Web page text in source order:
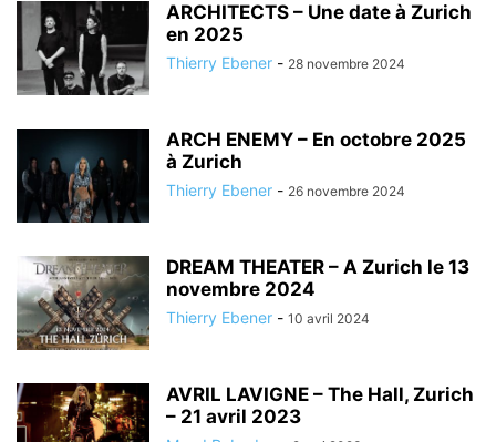
ARCHITECTS – Une date à Zurich
en 2025
Thierry Ebener - 28 novembre 2024
ARCH ENEMY – En octobre 2025
à Zurich
Thierry Ebener - 26 novembre 2024
DREAM THEATER – A Zurich le 13
novembre 2024
Thierry Ebener - 10 avril 2024
AVRIL LAVIGNE – The Hall, Zurich
– 21 avril 2023